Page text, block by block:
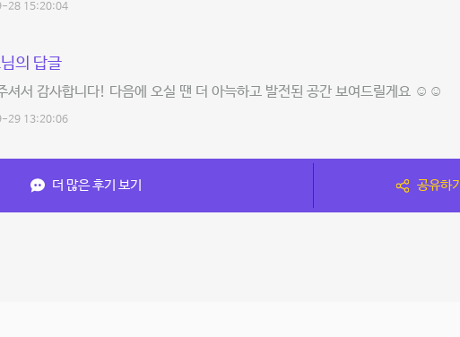
28 15:20:04
의 답글
셔서 감사합니다! 다음에 오실 땐 더 아늑하고 발전된 공간 보여드릴게요 ☺️☺️
29 13:20:06
더 많은 후기 보기 공유하기